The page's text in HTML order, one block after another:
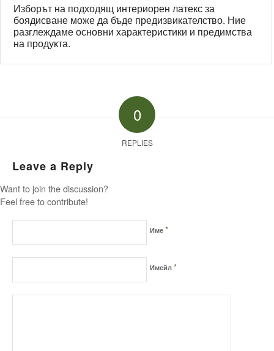
Изборът на подходящ интериорен латекс за
боядисване може да бъде предизвикателство. Ние
разглеждаме основни характеристики и предимства
на продукта.
0
REPLIES
Leave a Reply
Want to join the discussion?
Feel free to contribute!
Име *
Имейл *